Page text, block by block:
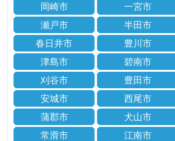
岡崎市
一宮市
瀬戸市
半田市
春日井市
豊川市
津島市
碧南市
刈谷市
豊田市
安城市
西尾市
蒲郡市
犬山市
常滑市
江南市